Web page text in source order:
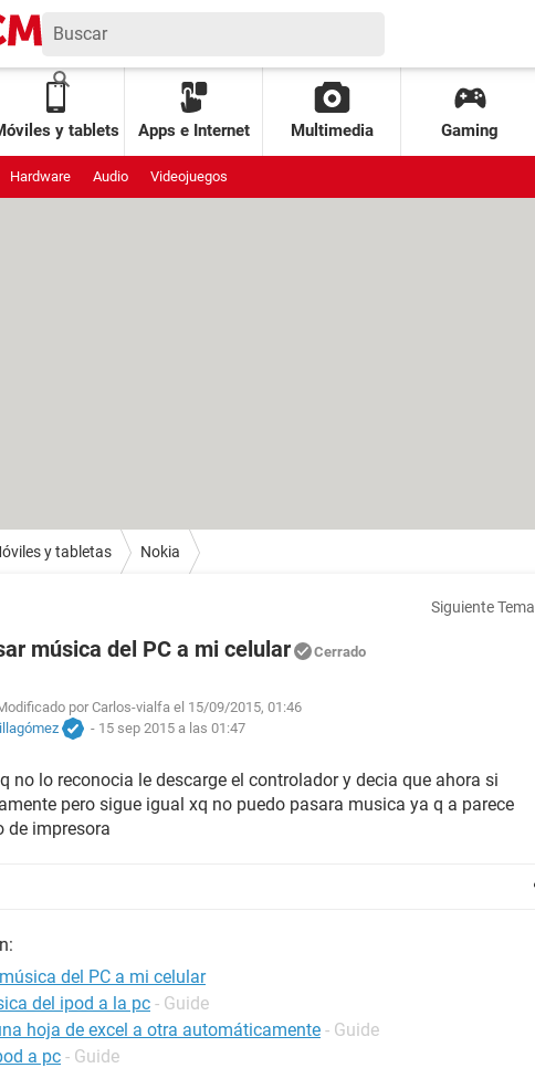
y tablets Apps e Internet Multimedia Gaming
Hardware Audio Videojuegos
y tabletas Nokia
Siguiente Tema
música del PC a mi celular Cerrado
por Carlos-vialfa el 15/09/2015, 01:46
- 15 sep 2015 a las 01:47
no lo reconocia le descarge el controlador y decia que ahora si
pero sigue igual xq no puedo pasara musica ya q a parece
de impresora
del PC a mi celular
del ipod a la pc - Guide
hoja de excel a otra automáticamente - Guide
a pc - Guide